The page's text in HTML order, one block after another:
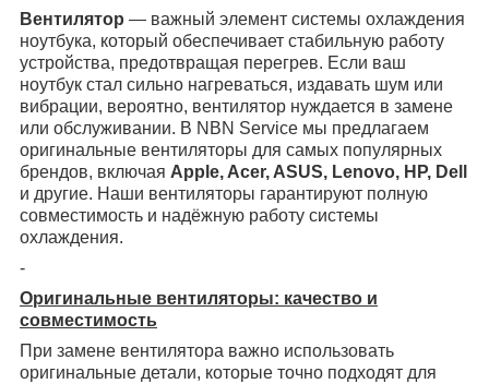
Вентилятор — важный элемент системы охлаждения
ноутбука, который обеспечивает стабильную работу
устройства, предотвращая перегрев. Если ваш
ноутбук стал сильно нагреваться, издавать шум или
вибрации, вероятно, вентилятор нуждается в замене
или обслуживании. В NBN Service мы предлагаем
оригинальные вентиляторы для самых популярных
брендов, включая Apple, Acer, ASUS, Lenovo, HP, Dell
и другие. Наши вентиляторы гарантируют полную
совместимость и надёжную работу системы
охлаждения.
-
Оригинальные вентиляторы: качество и
совместимость
При замене вентилятора важно использовать
оригинальные детали, которые точно подходят для